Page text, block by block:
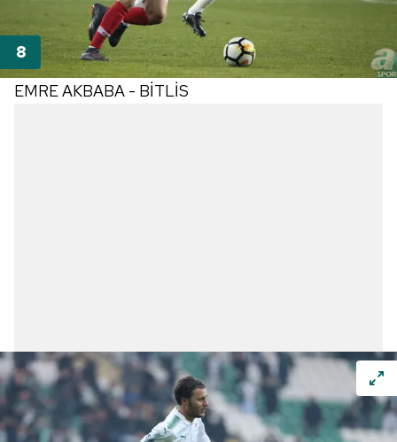
EMRE AKBABA - BİTLİS